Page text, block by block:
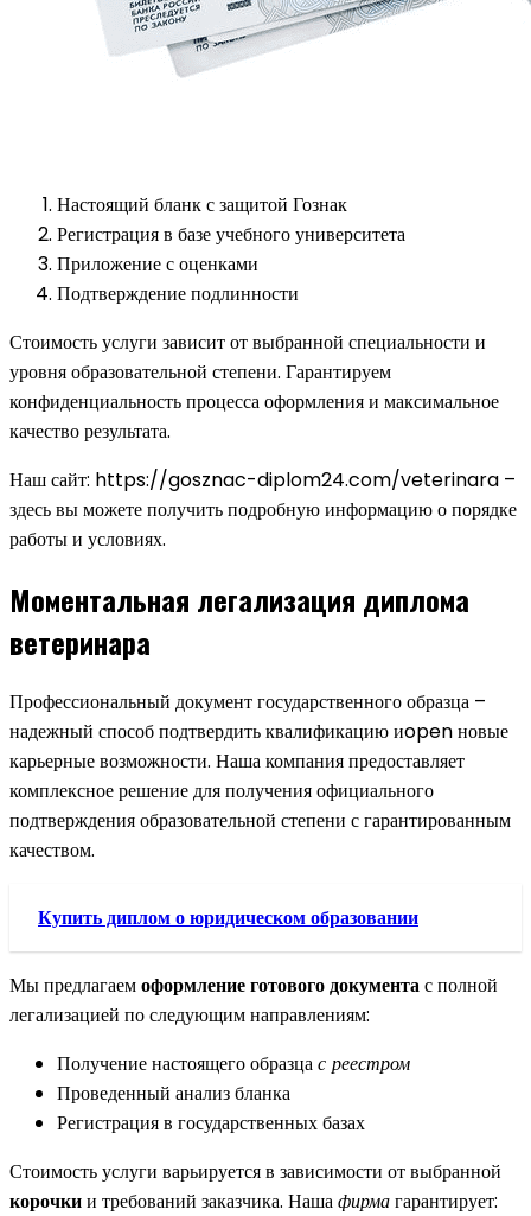
Настоящий бланк с защитой Гознак
Регистрация в базе учебного университета
Приложение с оценками
Подтверждение подлинности
Стоимость услуги зависит от выбранной специальности и
уровня образовательной степени. Гарантируем
конфиденциальность процесса оформления и максимальное
качество результата.
Наш сайт: https://gosznac-diplom24.com/veterinara –
здесь вы можете получить подробную информацию о порядке
работы и условиях.
Моментальная легализация диплома
ветеринара
Профессиональный документ государственного образца –
надежный способ подтвердить квалификацию иopen новые
карьерные возможности. Наша компания предоставляет
комплексное решение для получения официального
подтверждения образовательной степени с гарантированным
качеством.
Купить диплом о юридическом образовании
Мы предлагаемоформление готового документас полной
легализацией по следующим направлениям:
Получение настоящего образцас реестром
Проведенный анализ бланка
Регистрация в государственных базах
Стоимость услуги варьируется в зависимости от выбранной
корочкии требований заказчика. Нашафирмагарантирует: